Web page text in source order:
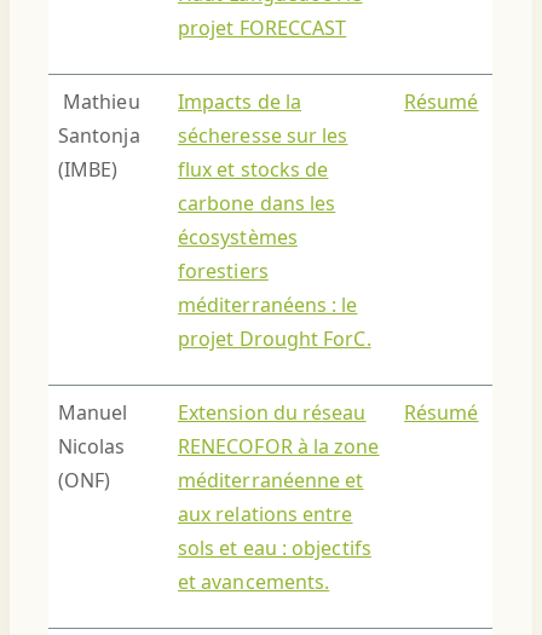
projet FORECCAST
Mathieu
Santonja
(IMBE)
Impacts de la
sécheresse sur les
flux et stocks de
carbone dans les
écosystèmes
forestiers
méditerranéens : le
projet Drought ForC.
Résumé
Manuel
Nicolas
(ONF)
Extension du réseau
RENECOFOR à la zone
méditerranéenne et
aux relations entre
sols et eau : objectifs
et avancements.
Résumé